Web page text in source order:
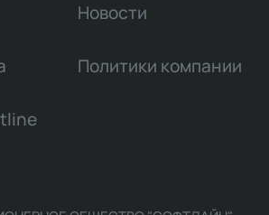
Новости
Политики компании